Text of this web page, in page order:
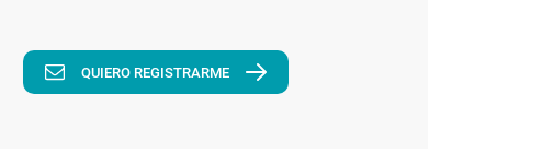
QUIERO REGISTRARME